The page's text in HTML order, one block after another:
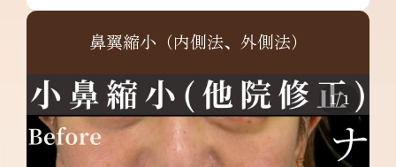
鼻翼縮小（内側法、外側法）
1/1